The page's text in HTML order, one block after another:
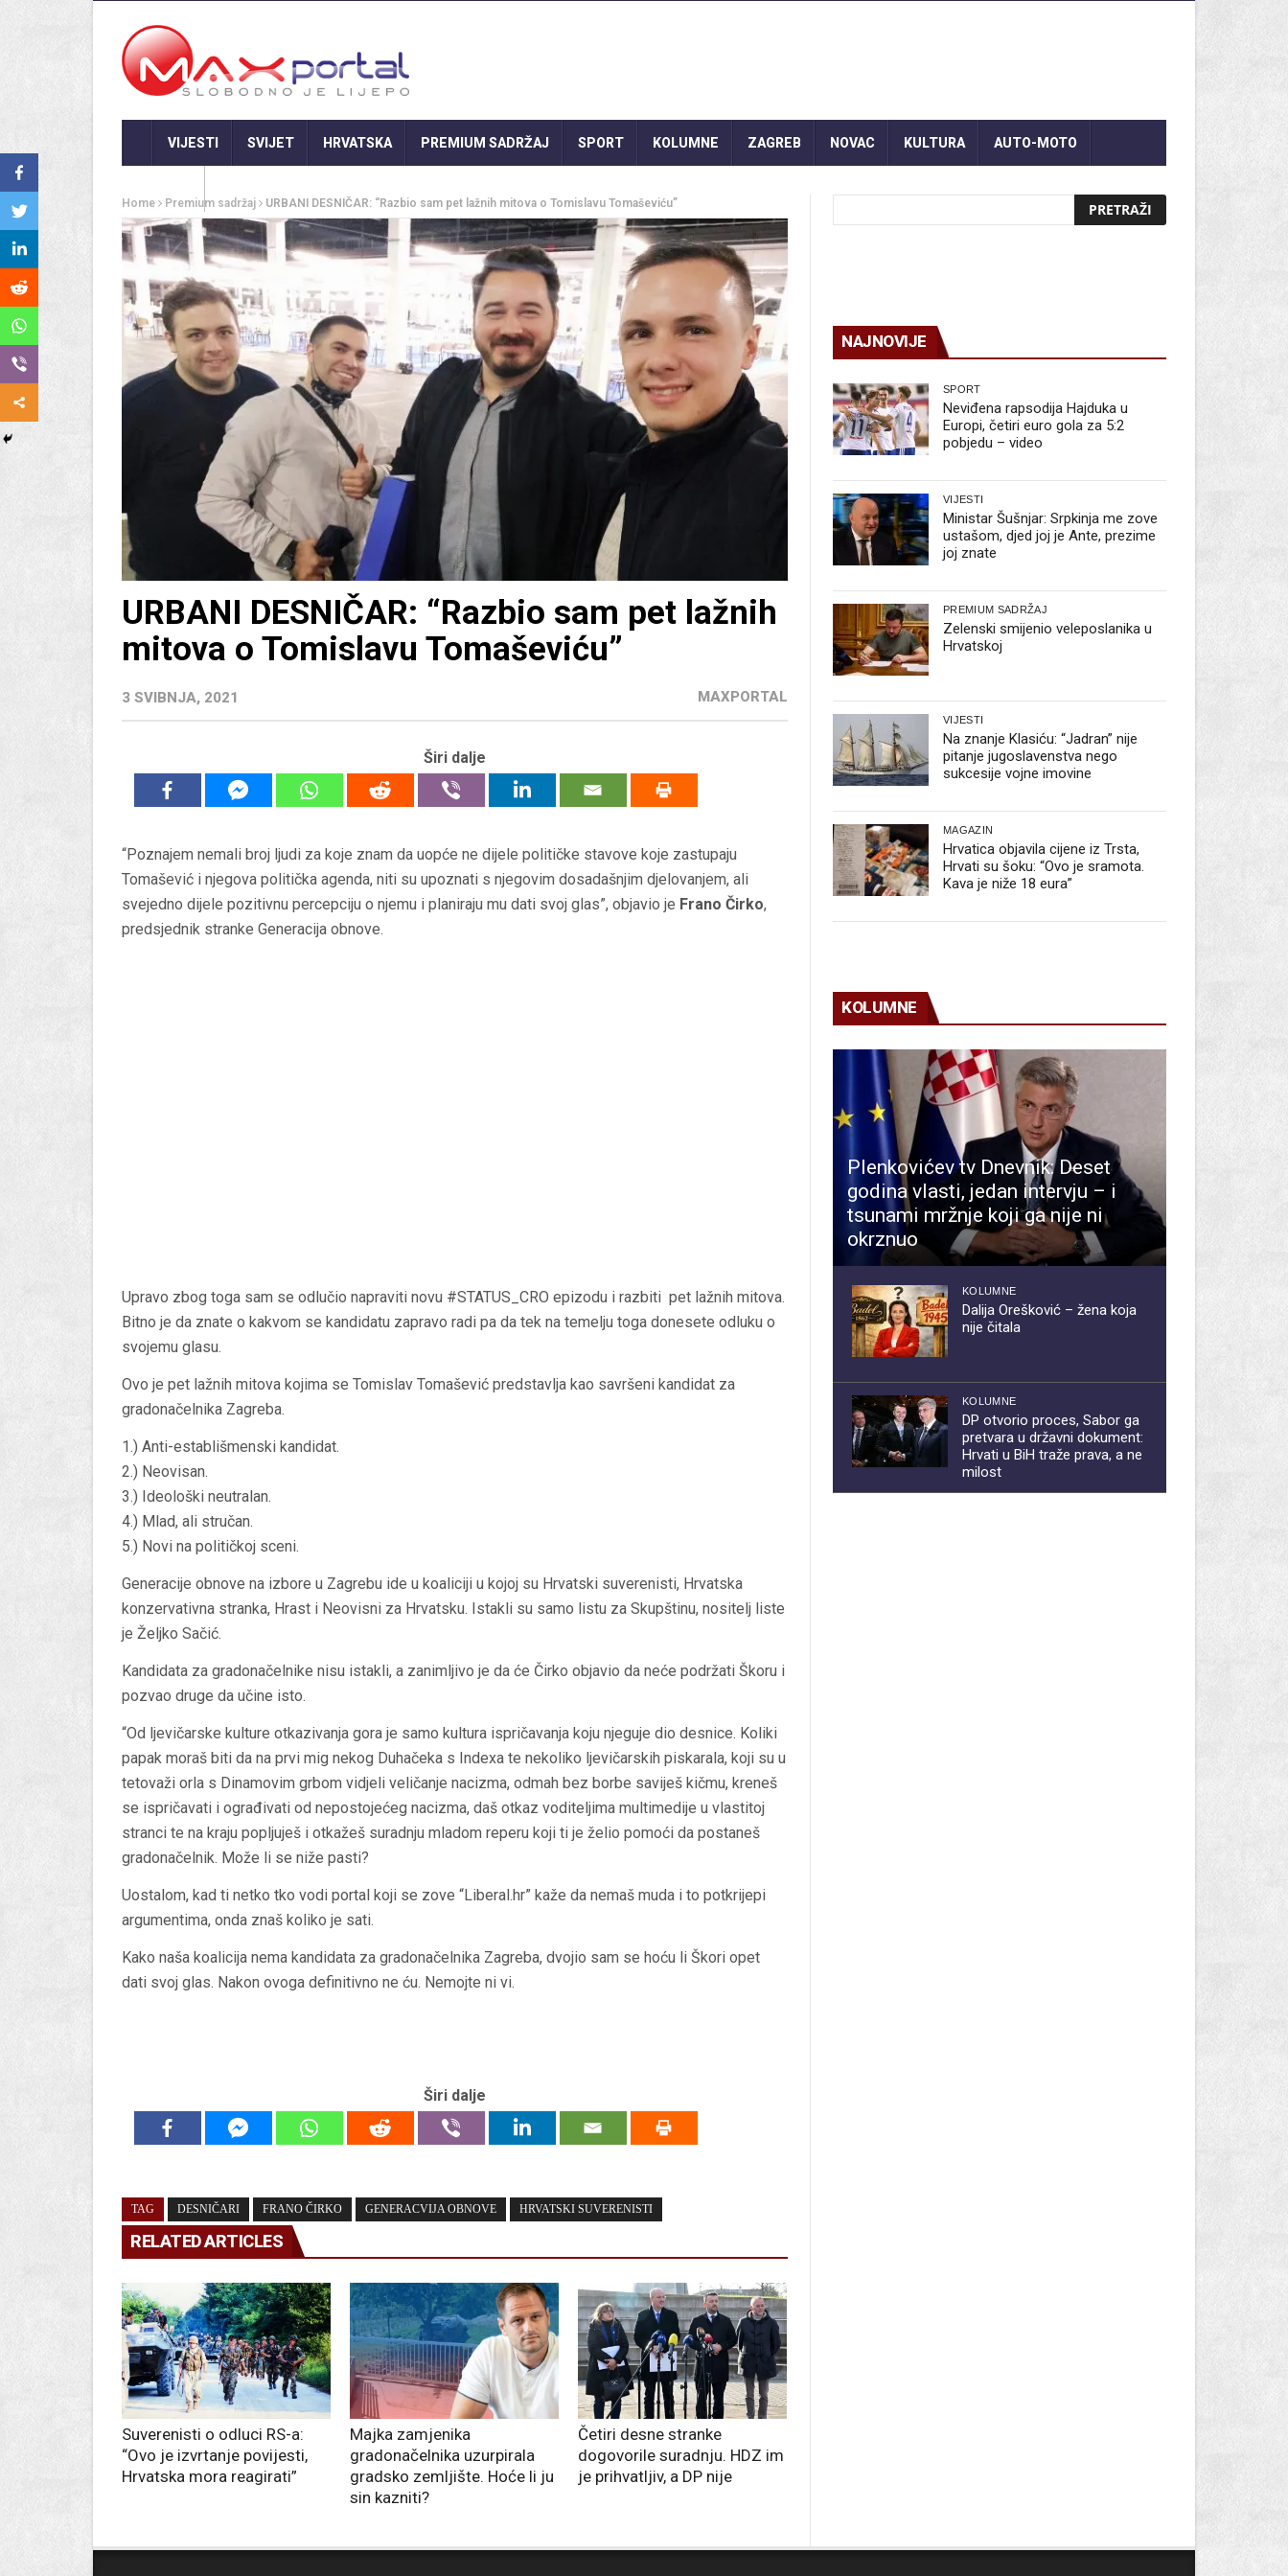
VIJESTI SVIJET HRVATSKA PREMIUM SADRŽAJ SPORT KOLUMNE ZAGREB NOVAC KULTURA AUTO-MOTO
Home Premium sadržaj URBANI DESNIČAR: “Razbio sam pet lažnih mitova o Tomislavu Tomaševiću”
URBANI DESNIČAR: “Razbio sam pet lažnih
mitova o Tomislavu Tomaševiću”
3 SVIBNJA, 2021 MAXPORTAL
Širi dalje
“Poznajem nemali broj ljudi za koje znam da uopće ne dijele političke stavove koje zastupaju
Tomašević i njegova politička agenda, niti su upoznati s njegovim dosadašnjim djelovanjem, ali
svejedno dijele pozitivnu percepciju o njemu i planiraju mu dati svoj glas”, objavio je Frano Čirko,
predsjednik stranke Generacija obnove.
Upravo zbog toga sam se odlučio napraviti novu #STATUS_CRO epizodu i razbiti pet lažnih mitova.
Bitno je da znate o kakvom se kandidatu zapravo radi pa da tek na temelju toga donesete odluku o
svojemu glasu.
Ovo je pet lažnih mitova kojima se Tomislav Tomašević predstavlja kao savršeni kandidat za
gradonačelnika Zagreba.
1.) Anti-establišmenski kandidat.
2.) Neovisan.
3.) Ideološki neutralan.
4.) Mlad, ali stručan.
5.) Novi na političkoj sceni.
Generacije obnove na izbore u Zagrebu ide u koaliciji u kojoj su Hrvatski suverenisti, Hrvatska
konzervativna stranka, Hrast i Neovisni za Hrvatsku. Istakli su samo listu za Skupštinu, nositelj liste
je Željko Sačić.
Kandidata za gradonačelnike nisu istakli, a zanimljivo je da će Čirko objavio da neće podržati Škoru i
pozvao druge da učine isto.
“Od ljevičarske kulture otkazivanja gora je samo kultura ispričavanja koju njeguje dio desnice. Koliki
papak moraš biti da na prvi mig nekog Duhačeka s Indexa te nekoliko ljevičarskih piskarala, koji su u
tetovaži orla s Dinamovim grbom vidjeli veličanje nacizma, odmah bez borbe saviješ kičmu, kreneš
se ispričavati i ograđivati od nepostojećeg nacizma, daš otkaz voditeljima multimedije u vlastitoj
stranci te na kraju popljuješ i otkažeš suradnju mladom reperu koji ti je želio pomoći da postaneš
gradonačelnik. Može li se niže pasti?
Uostalom, kad ti netko tko vodi portal koji se zove “Liberal.hr” kaže da nemaš muda i to potkrijepi
argumentima, onda znaš koliko je sati.
Kako naša koalicija nema kandidata za gradonačelnika Zagreba, dvojio sam se hoću li Škori opet
dati svoj glas. Nakon ovoga definitivno ne ću. Nemojte ni vi.
Širi dalje
TAG DESNIČARI FRANO ČIRKO GENERACVIJA OBNOVE HRVATSKI SUVERENISTI
RELATED ARTICLES
Suverenisti o odluci RS-a:
“Ovo je izvrtanje povijesti,
Hrvatska mora reagirati”
Majka zamjenika
gradonačelnika uzurpirala
gradsko zemljište. Hoće li ju
sin kazniti?
Četiri desne stranke
dogovorile suradnju. HDZ im
je prihvatljiv, a DP nije
NAJNOVIJE
SPORT
Neviđena rapsodija Hajduka u
Europi, četiri euro gola za 5:2
pobjedu – video
VIJESTI
Ministar Šušnjar: Srpkinja me zove
ustašom, djed joj je Ante, prezime
joj znate
PREMIUM SADRŽAJ
Zelenski smijenio veleposlanika u
Hrvatskoj
VIJESTI
Na znanje Klasiću: “Jadran” nije
pitanje jugoslavenstva nego
sukcesije vojne imovine
MAGAZIN
Hrvatica objavila cijene iz Trsta,
Hrvati su šoku: “Ovo je sramota.
Kava je niže 18 eura”
KOLUMNE
Plenkovićev tv Dnevnik: Deset
godina vlasti, jedan intervju – i
tsunami mržnje koji ga nije ni
okrznuo
KOLUMNE
Dalija Orešković – žena koja
nije čitala
KOLUMNE
DP otvorio proces, Sabor ga
pretvara u državni dokument:
Hrvati u BiH traže prava, a ne
milost